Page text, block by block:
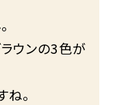
ラウンの3色が
。